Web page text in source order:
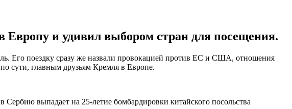
и удивил выбором стран для посещения.
Его поездку сразу же назвали провокацией против ЕС и США, отношения
сути, главным друзьям Кремля в Европе.
выпадает на 25-летие бомбардировки китайского посольства